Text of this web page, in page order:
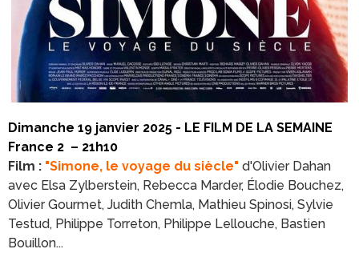
Dimanche 19 janvier 2025 - LE FILM DE LA SEMAINE
France 2 – 21h10
Film : "Simone, le voyage du siècle" d'Olivier Dahan
avec Elsa Zylberstein, Rebecca Marder, Élodie Bouchez,
Olivier Gourmet, Judith Chemla, Mathieu Spinosi, Sylvie
Testud, Philippe Torreton, Philippe Lellouche, Bastien
Bouillon...